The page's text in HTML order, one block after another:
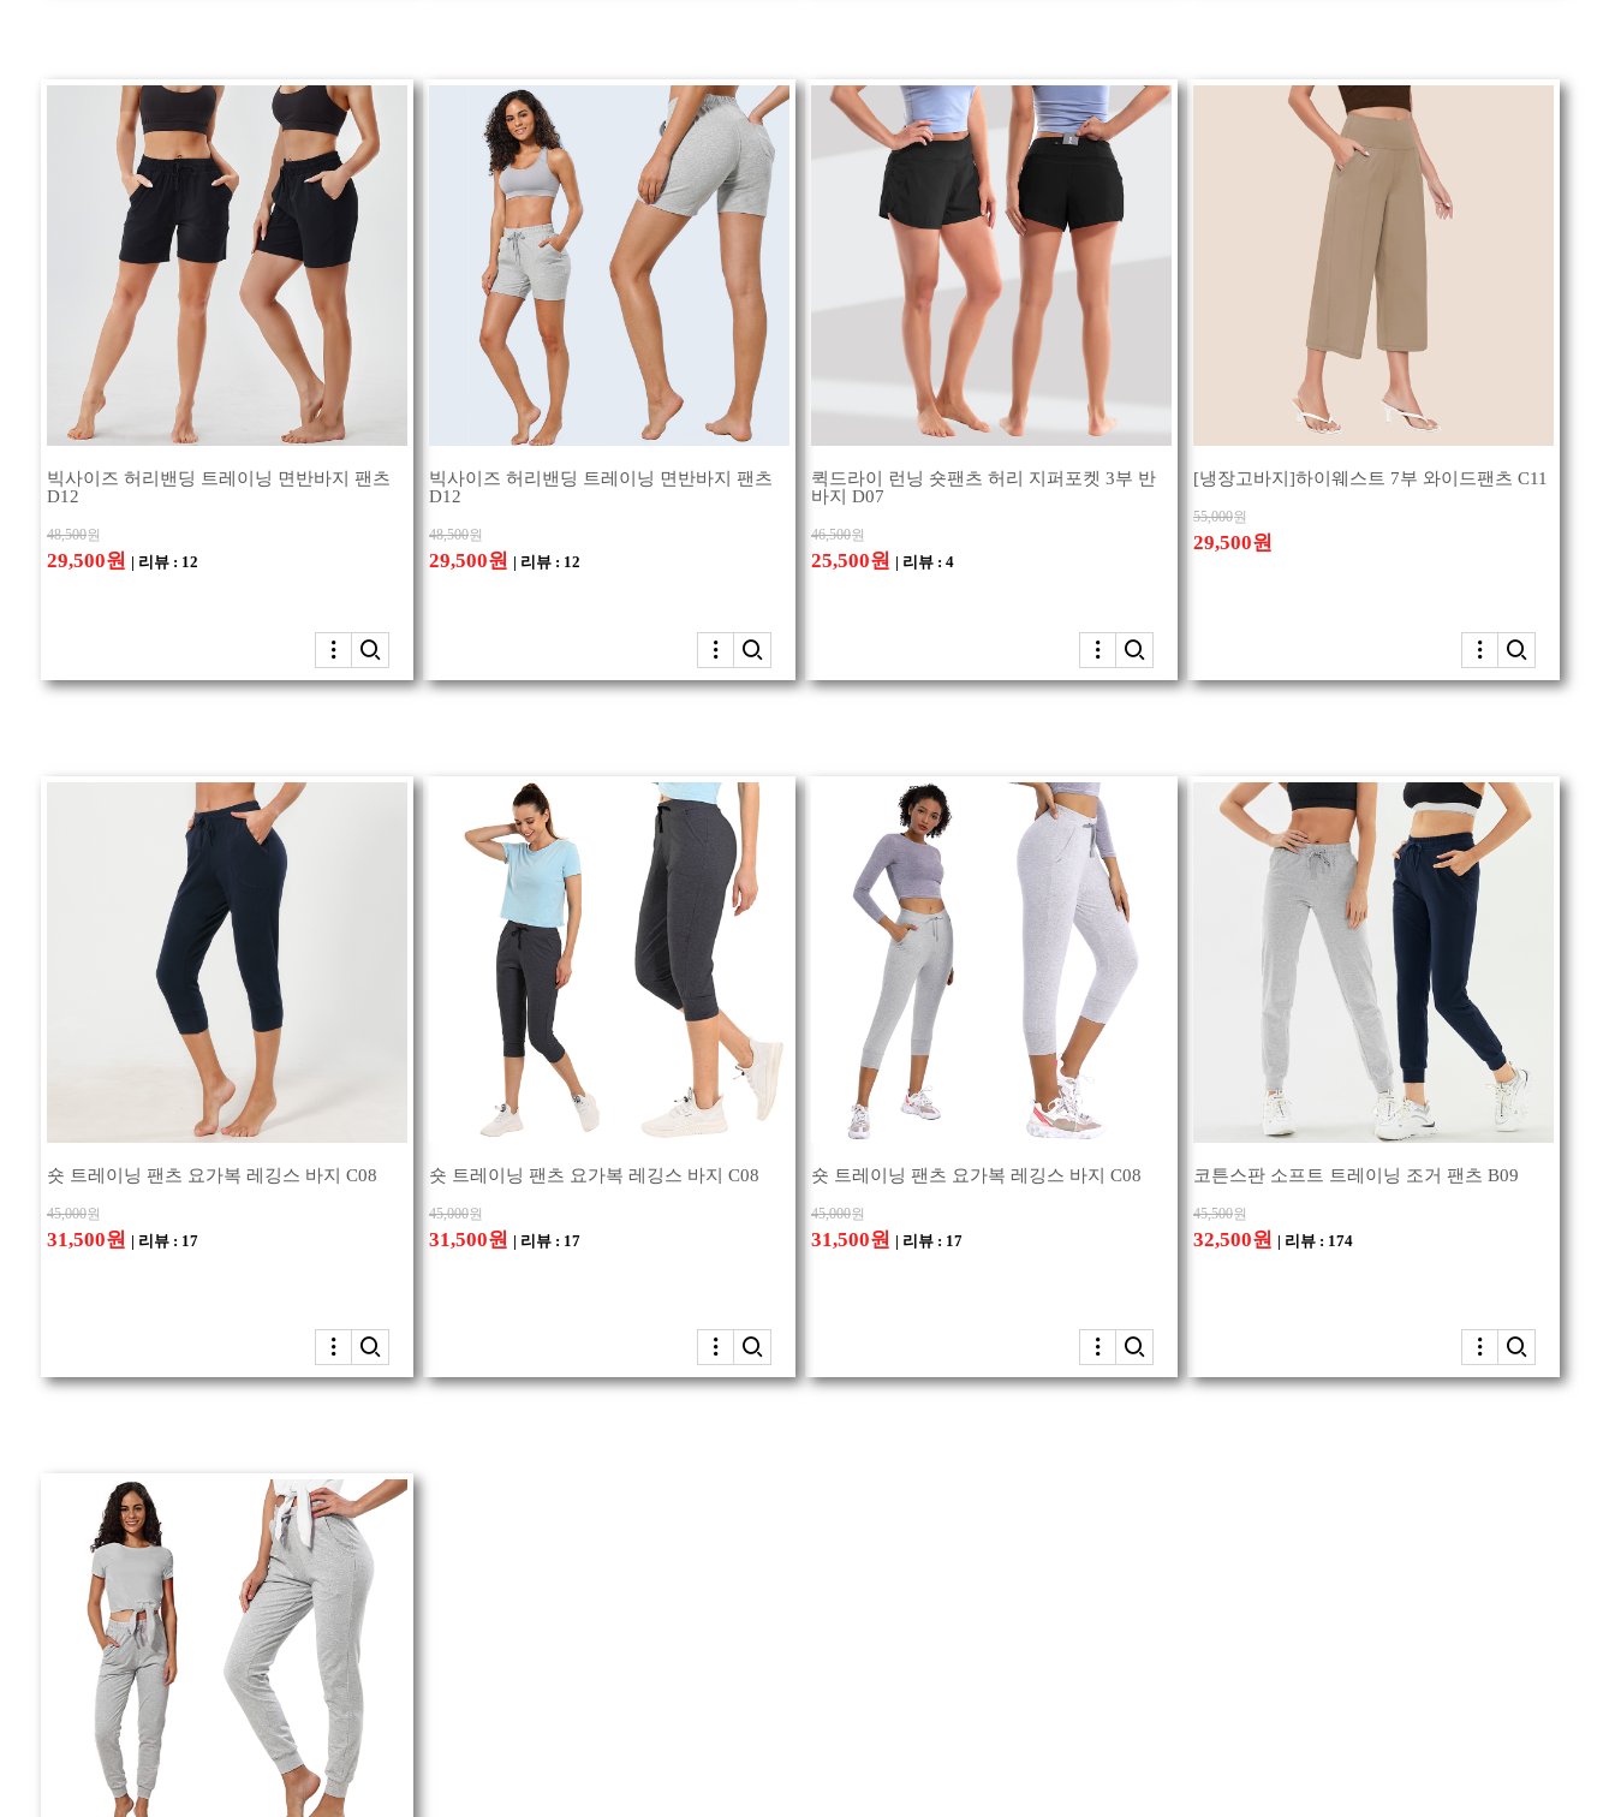
빅사이즈 허리밴딩 트레이닝 면반바지 팬츠
D12
48,500원
29,500원 | 리뷰 : 12
빅사이즈 허리밴딩 트레이닝 면반바지 팬츠
D12
48,500원
29,500원 | 리뷰 : 12
퀵드라이 런닝 숏팬츠 허리 지퍼포켓 3부 반
바지 D07
46,500원
25,500원 | 리뷰 : 4
[냉장고바지]하이웨스트 7부 와이드팬츠 C11
55,000원
29,500원
숏 트레이닝 팬츠 요가복 레깅스 바지 C08
45,000원
31,500원 | 리뷰 : 17
숏 트레이닝 팬츠 요가복 레깅스 바지 C08
45,000원
31,500원 | 리뷰 : 17
숏 트레이닝 팬츠 요가복 레깅스 바지 C08
45,000원
31,500원 | 리뷰 : 17
코튼스판 소프트 트레이닝 조거 팬츠 B09
45,500원
32,500원 | 리뷰 : 174